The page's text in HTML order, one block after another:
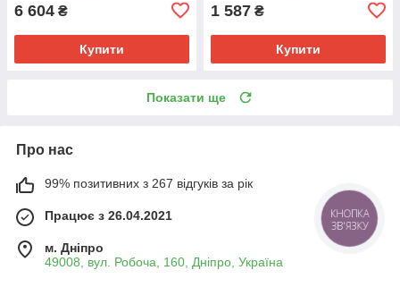
6 604 ₴
Купити
1 587 ₴
Купити
Показати ще
Про нас
99% позитивних з 267 відгуків за рік
Працює з 26.04.2021
м. Дніпро
49008, вул. Робоча, 160, Дніпро, Україна
КНОПКА
ЗВ'ЯЗКУ